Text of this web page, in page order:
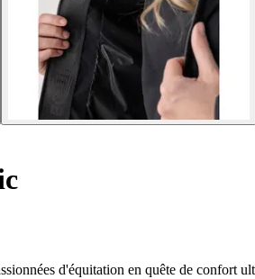
d'équitation en quête de confort